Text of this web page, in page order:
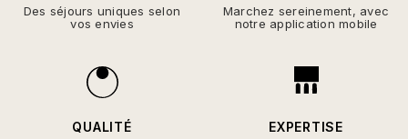
Des séjours uniques selon
vos envies
Marchez sereinement, avec
notre application mobile
QUALITÉ EXPERTISE